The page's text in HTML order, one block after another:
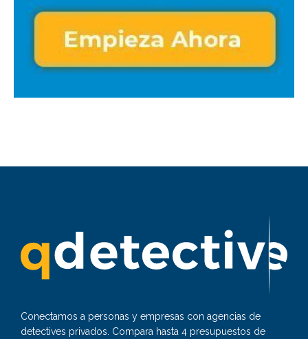
Conectamos a personas y empresas con agencias de
detectives privados. Compara hasta 4 presupuestos de